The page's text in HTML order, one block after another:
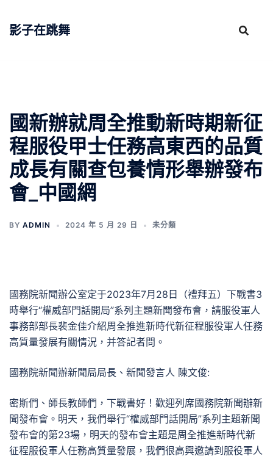
影子在跳舞
國新辦就周全推動新時期新征
程服役甲士任務高東西的品質
成長有關查包養情形舉辦發布
會_中國網
BY ADMIN 2024 年 5 月 29 日 未分類
國務院新聞辦公室定于2023年7月28日（禮拜五）下戰書3
時舉行“權威部門話開局”系列主題新聞發布會，請服役軍人
事務部部長裴金佳介紹周全推進新時代新征程服役軍人任務
高質量發展有關情況，并答記者問。
國務院新聞辦新聞局局長、新聞發言人 陳文俊:
密斯們、師長教師們，下戰書好！歡迎列席國務院新聞辦新
聞發布會。明天，我們舉行“權威部門話開局”系列主題新聞
發布會的第23場，明天的發布會主題是周全推進新時代新
征程服役軍人任務高質量發展，我們很高興邀請到服役軍人